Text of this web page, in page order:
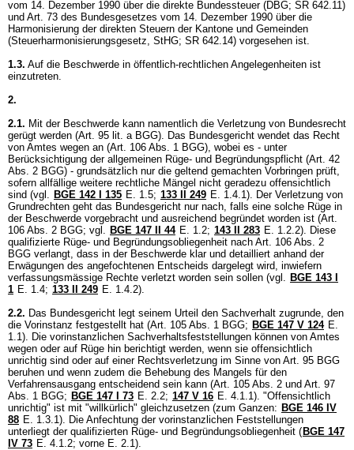
vom 14. Dezember 1990 über die direkte Bundessteuer (DBG; SR 642.11)
und Art. 73 des Bundesgesetzes vom 14. Dezember 1990 über die
Harmonisierung der direkten Steuern der Kantone und Gemeinden
(Steuerharmonisierungsgesetz, StHG; SR 642.14) vorgesehen ist.
1.3. Auf die Beschwerde in öffentlich-rechtlichen Angelegenheiten ist
einzutreten.
2.
2.1. Mit der Beschwerde kann namentlich die Verletzung von Bundesrecht
gerügt werden (Art. 95 lit. a BGG). Das Bundesgericht wendet das Recht
von Amtes wegen an (Art. 106 Abs. 1 BGG), wobei es - unter
Berücksichtigung der allgemeinen Rüge- und Begründungspflicht (Art. 42
Abs. 2 BGG) - grundsätzlich nur die geltend gemachten Vorbringen prüft,
sofern allfällige weitere rechtliche Mängel nicht geradezu offensichtlich
sind (vgl. BGE 142 I 135 E. 1.5; 133 II 249 E. 1.4.1). Der Verletzung von
Grundrechten geht das Bundesgericht nur nach, falls eine solche Rüge in
der Beschwerde vorgebracht und ausreichend begründet worden ist (Art.
106 Abs. 2 BGG; vgl. BGE 147 II 44 E. 1.2; 143 II 283 E. 1.2.2). Diese
qualifizierte Rüge- und Begründungsobliegenheit nach Art. 106 Abs. 2
BGG verlangt, dass in der Beschwerde klar und detailliert anhand der
Erwägungen des angefochtenen Entscheids dargelegt wird, inwiefern
verfassungsmässige Rechte verletzt worden sein sollen (vgl. BGE 143 I
1 E. 1.4; 133 II 249 E. 1.4.2).
2.2. Das Bundesgericht legt seinem Urteil den Sachverhalt zugrunde, den
die Vorinstanz festgestellt hat (Art. 105 Abs. 1 BGG; BGE 147 V 124 E.
1.1). Die vorinstanzlichen Sachverhaltsfeststellungen können von Amtes
wegen oder auf Rüge hin berichtigt werden, wenn sie offensichtlich
unrichtig sind oder auf einer Rechtsverletzung im Sinne von Art. 95 BGG
beruhen und wenn zudem die Behebung des Mangels für den
Verfahrensausgang entscheidend sein kann (Art. 105 Abs. 2 und Art. 97
Abs. 1 BGG; BGE 147 I 73 E. 2.2; 147 V 16 E. 4.1.1). "Offensichtlich
unrichtig" ist mit "willkürlich" gleichzusetzen (zum Ganzen: BGE 146 IV
88 E. 1.3.1). Die Anfechtung der vorinstanzlichen Feststellungen
unterliegt der qualifizierten Rüge- und Begründungsobliegenheit ( BGE 147
IV 73 E. 4.1.2; vorne E. 2.1).